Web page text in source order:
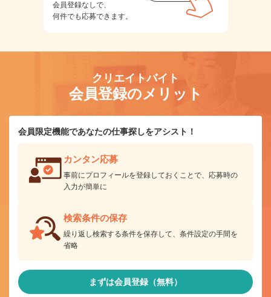
会員登録なしで、
何件でも応募できます。
クリエイトバイト
会員登録のメリット
会員限定機能であなたの仕事探しをアシスト！
カンタン応募
事前にプロフィールを登録しておくことで、応募時の
入力が簡単に
検索条件の保存
繰り返し検索する条件を保存して、条件設定の手間を
省略
まずは会員登録（無料）